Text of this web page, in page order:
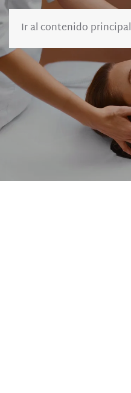
Ir al contenido principal